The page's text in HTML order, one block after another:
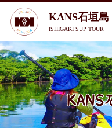
KANS石垣島
ISHIGAKI SUP TOUR